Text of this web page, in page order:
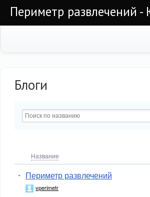
Периметр развлечений
Блоги
Название
Периметр развлечений
vperimetr